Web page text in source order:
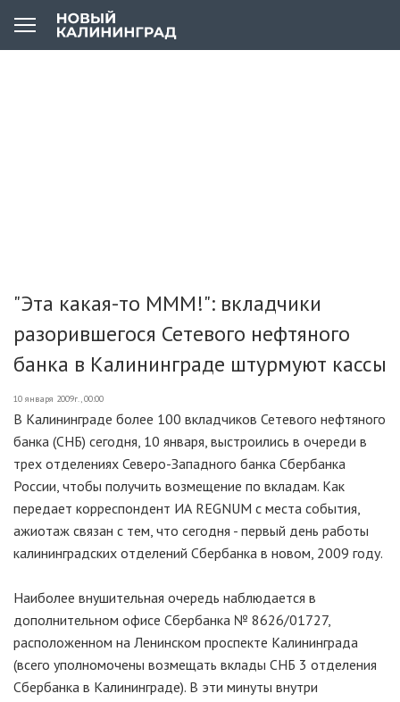
"Эта какая-то МММ!": вкладчики
разорившегося Сетевого нефтяного
банка в Калининграде штурмуют кассы
10 января 2009г., 00:00
В Калининграде более 100 вкладчиков Сетевого нефтяного
банка (СНБ) сегодня, 10 января, выстроились в очереди в
трех отделениях Северо-Западного банка Сбербанка
России, чтобы получить возмещение по вкладам. Как
передает корреспондент ИА REGNUM с места события,
ажиотаж связан с тем, что сегодня - первый день работы
калининградских отделений Сбербанка в новом, 2009 году.
Наиболее внушительная очередь наблюдается в
дополнительном офисе Сбербанка № 8626/01727,
расположенном на Ленинском проспекте Калининграда
(всего уполномочены возмещать вклады СНБ 3 отделения
Сбербанка в Калининграде). В эти минуты внутри